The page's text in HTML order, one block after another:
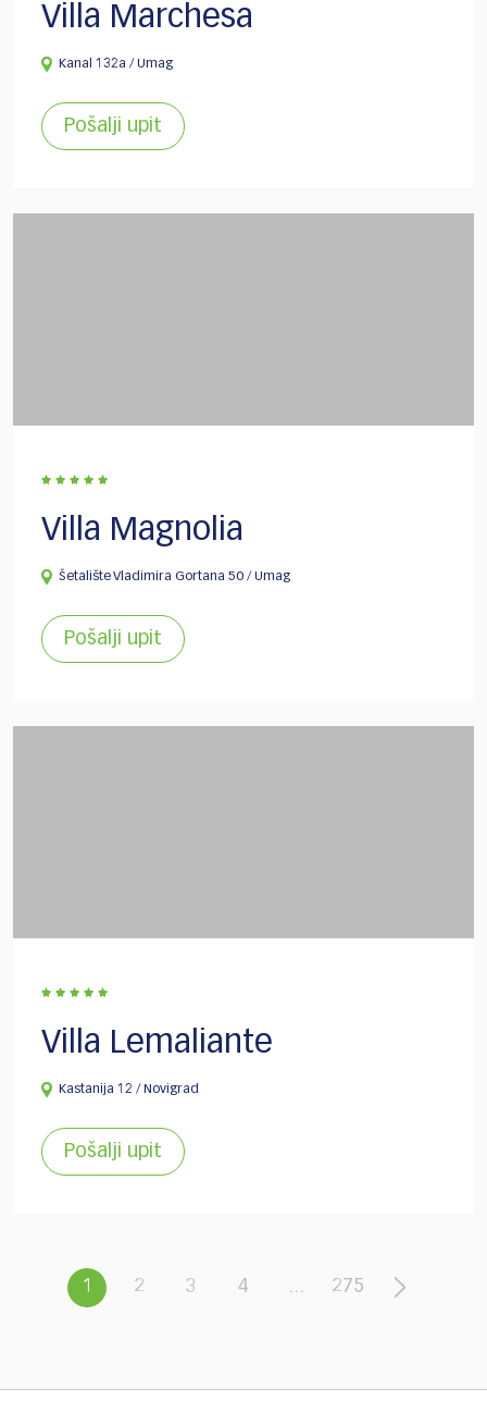
Villa Marchesa
Kanal 132a / Umag
Pošalji upit
Villa Magnolia
Šetalište Vladimira Gortana 50 / Umag
Pošalji upit
Villa Lemaliante
Kastanija 12 / Novigrad
Pošalji upit
1 2 3 4 ... 275